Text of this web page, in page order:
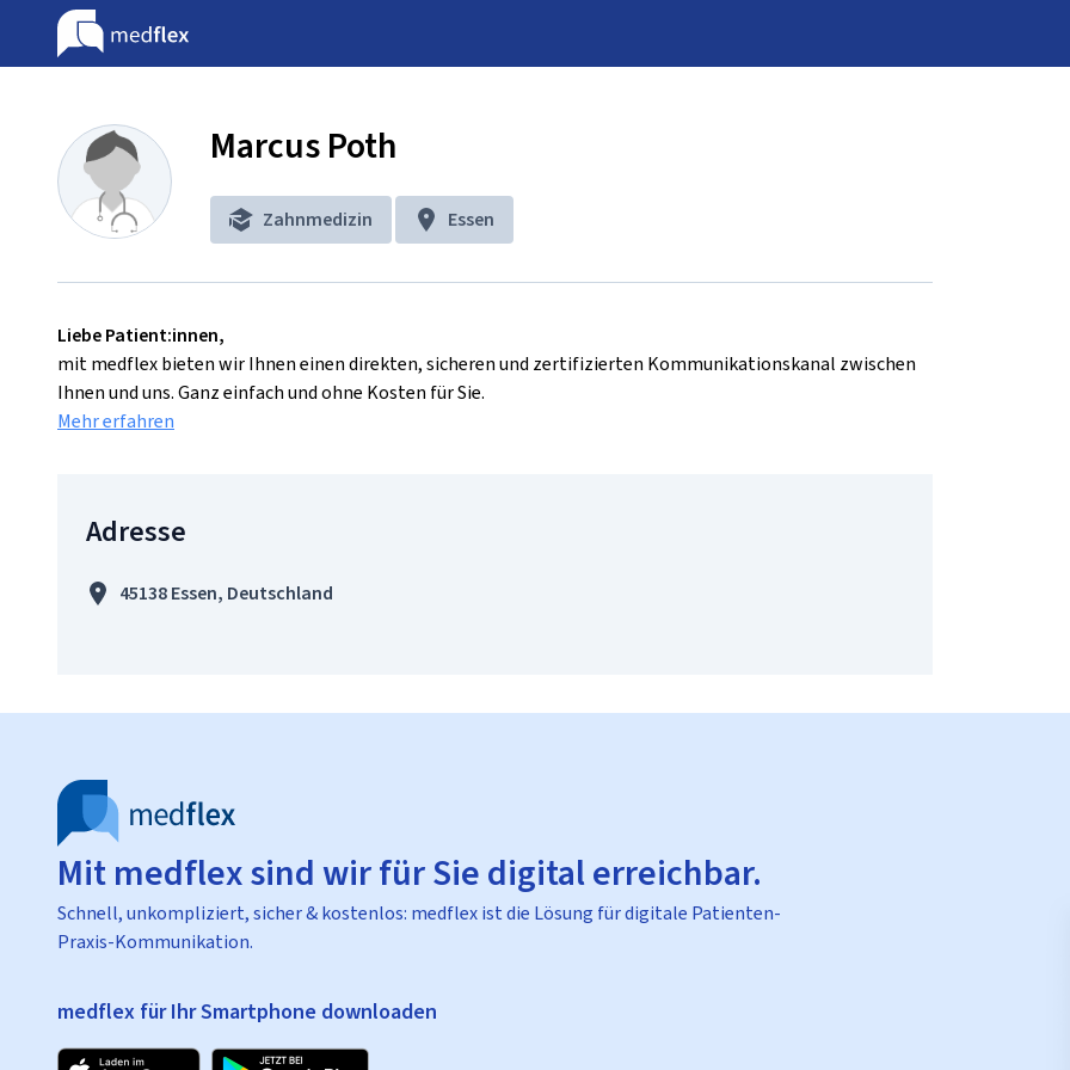
Marcus Poth
Zahnmedizin Essen
Liebe Patient:innen,
mit medflex bieten wir Ihnen einen direkten, sicheren und zertifizierten Kommunikationskanal zwischen
Ihnen und uns. Ganz einfach und ohne Kosten für Sie.
Mehr erfahren
Adresse
45138 Essen, Deutschland
Mit medflex sind wir für Sie digital erreichbar.
Schnell, unkompliziert, sicher & kostenlos: medflex ist die Lösung für digitale Patienten-
Praxis-Kommunikation.
medflex für Ihr Smartphone downloaden